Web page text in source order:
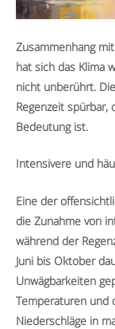
Zusammenhang
hat sich das Klima
nicht unberührt.
Regenzeit spürbar,
Bedeutung ist.
Intensivere und
Eine der
die Zunahme von
während der
Juni bis Oktober
Unwägbarkeiten
Temperaturen und
Niederschläge in